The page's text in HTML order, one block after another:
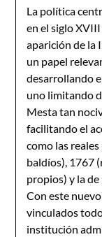
La política
en el siglo
aparición de la
un papel
desarrollando
uno limitando
Mesta tan
facilitando el
como las
baldíos), 1767
propios) y la
Con este
vinculados
institución